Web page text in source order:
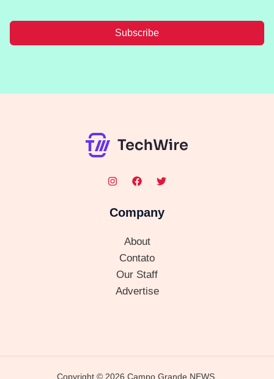
Subscribe
Company
About
Contato
Our Staff
Advertise
Copyright © 2026 Campo Grande NEWS.